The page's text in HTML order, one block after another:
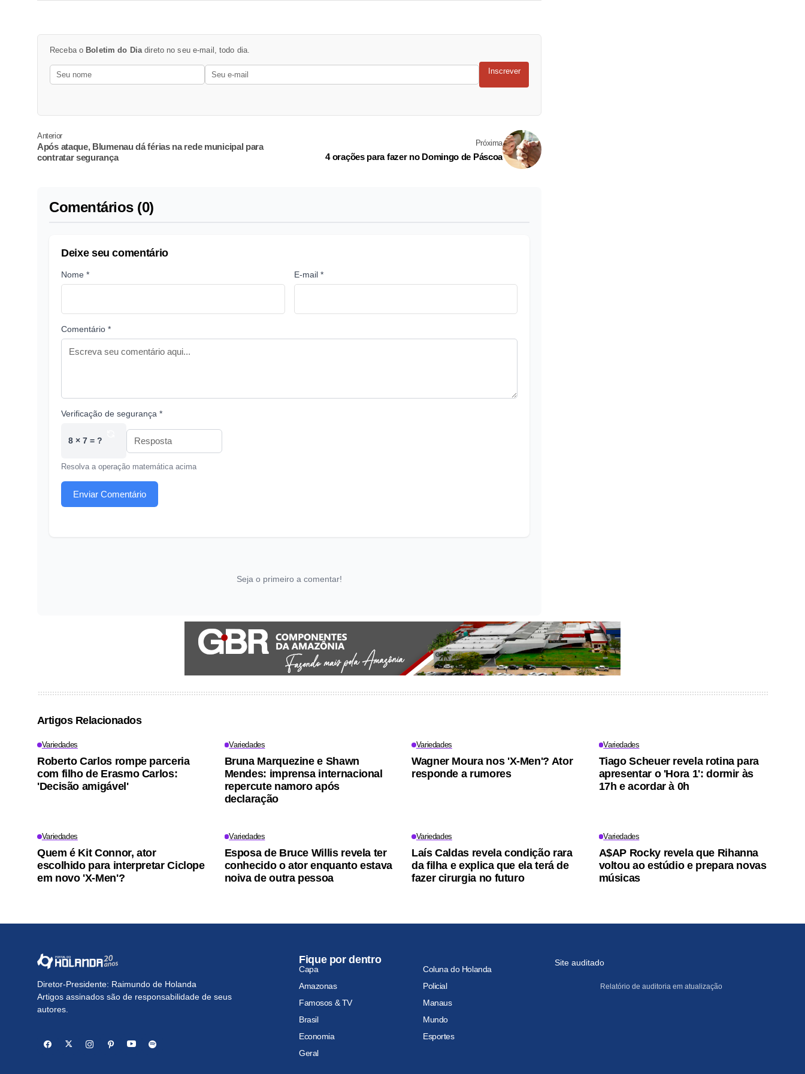
Receba o Boletim do Diadireto no seu e-mail, todo dia.
Inscrever
Anterior
Após ataque, Blumenau dá férias na rede municipal para
contratar segurança
Próxima
4 orações para fazer no Domingo de Páscoa
Comentários (0)
Deixe seu comentário
Nome * E-mail *
Comentário *
Verificação de segurança *
8 × 7 = ?
Resolva a operação matemática acima
Enviar Comentário
Seja o primeiro a comentar!
Artigos Relacionados
Variedades
Roberto Carlos rompe parceria
com filho de Erasmo Carlos:
'Decisão amigável'
Variedades
Bruna Marquezine e Shawn
Mendes: imprensa internacional
repercute namoro após
declaração
Variedades
Wagner Moura nos 'X-Men'? Ator
responde a rumores
Variedades
Tiago Scheuer revela rotina para
apresentar o 'Hora 1': dormir às
17h e acordar à 0h
Variedades
Quem é Kit Connor, ator
escolhido para interpretar Ciclope
em novo 'X-Men'?
Variedades
Esposa de Bruce Willis revela ter
conhecido o ator enquanto estava
noiva de outra pessoa
Variedades
Laís Caldas revela condição rara
da filha e explica que ela terá de
fazer cirurgia no futuro
Variedades
A$AP Rocky revela que Rihanna
voltou ao estúdio e prepara novas
músicas
Diretor-Presidente: Raimundo de Holanda
Artigos assinados são de responsabilidade de seus
autores.
Fique por dentro
Capa
Coluna do Holanda
Amazonas
Policial
Famosos & TV
Manaus
Brasil
Mundo
Economia
Esportes
Geral
Site auditado
Relatório de auditoria em atualização